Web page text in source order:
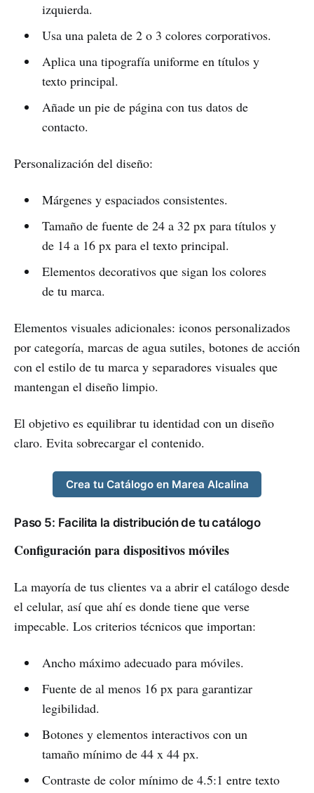
izquierda.
Usa una paleta de 2 o 3 colores corporativos.
Aplica una tipografía uniforme en títulos y
texto principal.
Añade un pie de página con tus datos de
contacto.
Personalización del diseño:
Márgenes y espaciados consistentes.
Tamaño de fuente de 24 a 32 px para títulos y
de 14 a 16 px para el texto principal.
Elementos decorativos que sigan los colores
de tu marca.
Elementos visuales adicionales: iconos personalizados
por categoría, marcas de agua sutiles, botones de acción
con el estilo de tu marca y separadores visuales que
mantengan el diseño limpio.
El objetivo es equilibrar tu identidad con un diseño
claro. Evita sobrecargar el contenido.
Crea tu Catálogo en Marea Alcalina
Paso 5: Facilita la distribución de tu catálogo
Configuración para dispositivos móviles
La mayoría de tus clientes va a abrir el catálogo desde
el celular, así que ahí es donde tiene que verse
impecable. Los criterios técnicos que importan:
Ancho máximo adecuado para móviles.
Fuente de al menos 16 px para garantizar
legibilidad.
Botones y elementos interactivos con un
tamaño mínimo de 44 x 44 px.
Contraste de color mínimo de 4.5:1 entre texto